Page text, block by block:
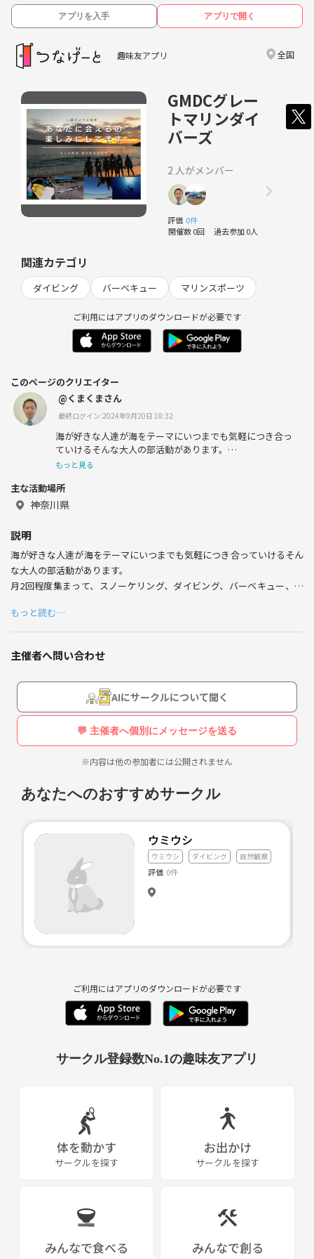
アプリを入手 アプリで開く
趣味友アプリ 全国
GMDCグレー
トマリンダイ
バーズ
2 人がメンバー
評価 0件
開催数 0回 過去参加 0人
関連カテゴリ
ダイビング バーベキュー マリンスポーツ
ご利用にはアプリのダウンロードが必要です
このページのクリエイター
@くまくまさん
最終ログイン:2024年9月20日 18:32
海が好きな人達が海をテーマにいつまでも気軽につき合っ
ていけるそんな大人の部活動があります。
月2回程度集まって、スノーケリング、ダイビング、バー
のシニアコミュニティサークルです。いつかそんな人たち
気軽に語り合える居場所「マリントーク倶楽部」つくりが
私たちの目標です。
海がとにかく好きな方、子育てが一段落し何かをはじめた
い方、定年後の仲間つくり、体を動かしたい方などまずは
お気軽にお問合せ下さい。
もっと見る
主な活動場所
神奈川県
説明
海が好きな人達が海をテーマにいつまでも気軽につき合っていけるそん
な大人の部活動があります。
月2回程度集まって、スノーケリング、ダイビング、バーベキュー、潮
舌鼓したり、温泉に入ったり、味覚狩りなど楽しみは無限です。週末以
外はおうちフィットネスや朝ヨガなど。東京・神奈川・千葉・埼玉在住
の40代から50代中心のシニアコミュニティサークルです。いつかそんな
人たちが気が向いた時に自由に立ち寄り、仲間とグラスを片手に気軽に
語り合える居場所「マリントーク倶楽部」つくりが私たちの目標です。
海がとにかく好きな方、子育てが一段落し何かをはじめたい方、定年後
の仲間つくり、体を動かしたい方などまずはお気軽にお問合せ下さい。
もっと読む…
主催者へ問い合わせ
AIにサークルについて聞く
💬 主催者へ個別にメッセージを送る
※内容は他の参加者には公開されません
あなたへのおすすめサークル
ウミウシ
ウミウシ ダイビング 自然観察
評価 0件
ご利用にはアプリのダウンロードが必要です
サークル登録数No.1の趣味友アプリ
体を動かす
サークルを探す
お出かけ
サークルを探す
みんなで食べる みんなで創る